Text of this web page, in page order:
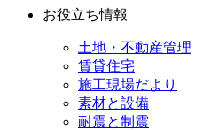
お役立ち情報
土地・不動産管理
賃貸住宅
施工現場だより
素材と設備
耐震と制震